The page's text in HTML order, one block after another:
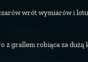
wrót wymiarów i
grallem robiąca za dużą